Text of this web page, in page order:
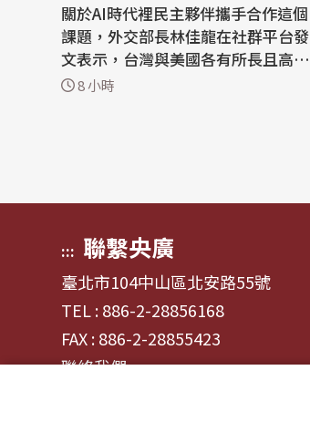
關於AI時代裡民主夥伴攜手合作這個
課題，外交部長林佳龍在社群平台發
文表示，台灣與美國各有所長且高度
互補，雙方是強強聯手、相互成就的
8 小時
::: 聯繫央廣
臺北市104中山區北安路55號
TEL : 886-2-28856168
FAX : 886-2-28855423
聯絡我們